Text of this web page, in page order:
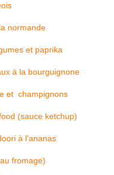
normande
et paprika
à la bourguignone
et champignons
(sauce ketchup)
à l'ananas
fromage)